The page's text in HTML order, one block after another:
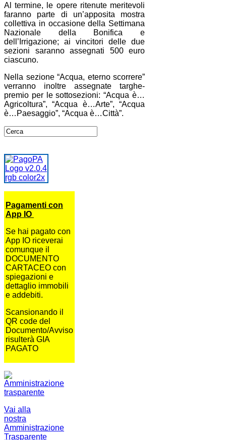
Al termine, le opere ritenute meritevoli
faranno parte di un’apposita mostra
collettiva in occasione della Settimana
Nazionale della Bonifica e
dell’Irrigazione; ai vincitori delle due
sezioni saranno assegnati 500 euro
ciascuno.
Nella sezione “Acqua, eterno scorrere”
verranno inoltre assegnate targhe-
premio per le sottosezioni: “Acqua è…
Agricoltura”, “Acqua è…Arte”, “Acqua
è…Paesaggio”, “Acqua è…Città”.
Pagamenti con
App IO
Se hai pagato con
App IO riceverai
comunque il
DOCUMENTO
CARTACEO con
spiegazioni e
dettaglio immobili
e addebiti.
Scansionando il
QR code del
Documento/Avviso
risulterà GIA
PAGATO
Vai alla
nostra
Amministrazione
Trasparente